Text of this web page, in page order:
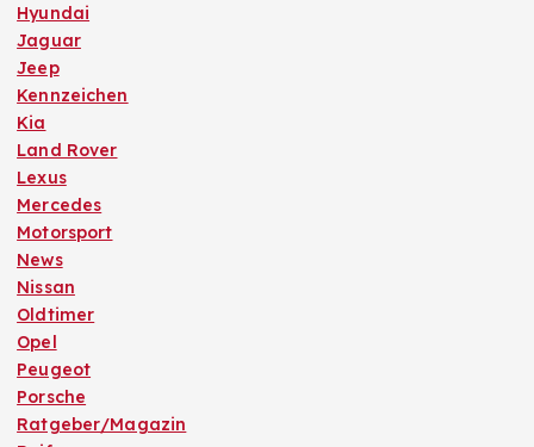
Hyundai
Jaguar
Jeep
Kennzeichen
Kia
Land Rover
Lexus
Mercedes
Motorsport
News
Nissan
Oldtimer
Opel
Peugeot
Porsche
Ratgeber/Magazin